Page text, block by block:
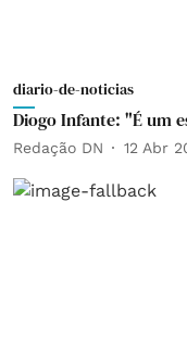
diario-de-noticias
Diogo Infante: "É um
Redação DN 12 Abr